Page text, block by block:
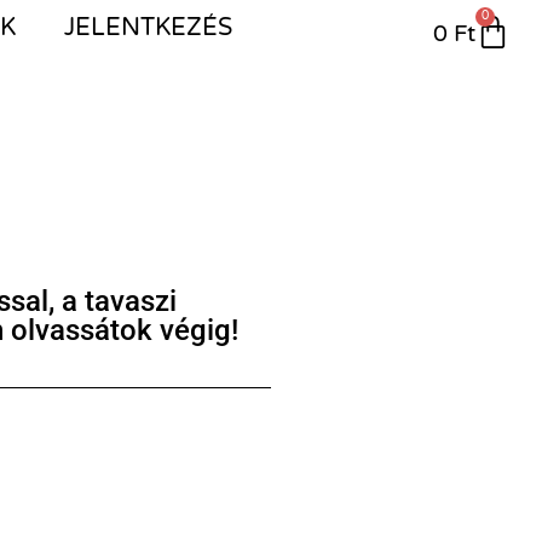
JELENTKEZÉS 0 Ft
0
a tavaszi
olvassátok végig!